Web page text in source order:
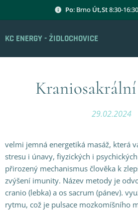
Po: Brno Út,St8:30-16:30
KC ENERGY - ŽIDLOCHOVICE
29.02.2024
velmi jemná energetiká masáž, která
stresu i únavy, fiyzických i
přirozený mechanismus člověka k
zvýšení imunity. Název metody je
cranio (lebka) a os sacrum (pánev).
rytmu, což je pulsace mozkomíšního